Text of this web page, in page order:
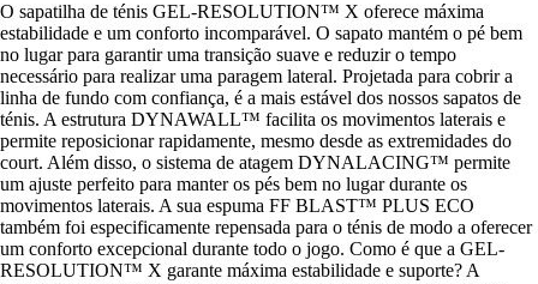
O sapatilha de ténis GEL-RESOLUTION™ X oferece máxima
estabilidade e um conforto incomparável. O sapato mantém o pé bem
no lugar para garantir uma transição suave e reduzir o tempo
necessário para realizar uma paragem lateral. Projetada para cobrir a
linha de fundo com confiança, é a mais estável dos nossos sapatos de
ténis. A estrutura DYNAWALL™ facilita os movimentos laterais e
permite reposicionar rapidamente, mesmo desde as extremidades do
court. Além disso, o sistema de atagem DYNALACING™ permite
um ajuste perfeito para manter os pés bem no lugar durante os
movimentos laterais. A sua espuma FF BLAST™ PLUS ECO
também foi especificamente repensada para o ténis de modo a oferecer
um conforto excepcional durante todo o jogo. Como é que a GEL-
RESOLUTION™ X garante máxima estabilidade e suporte? A